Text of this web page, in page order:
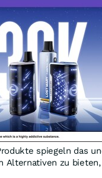
spiegeln das
Alternativen zu